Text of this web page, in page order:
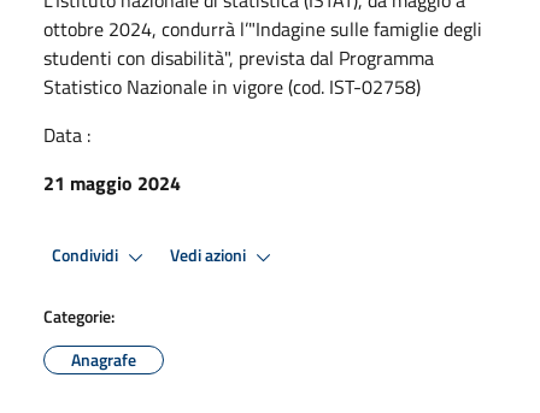
ottobre 2024, condurrà l’"Indagine sulle famiglie degli
studenti con disabilità", prevista dal Programma
Statistico Nazionale in vigore (cod. IST-02758)
Data :
21 maggio 2024
Condividi Vedi azioni
Categorie:
Anagrafe